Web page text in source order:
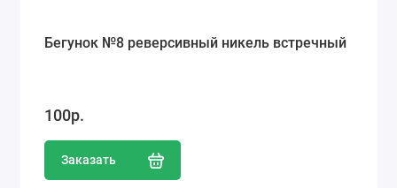
Бегунок №8 реверсивный никель встречный
100р.
Заказать